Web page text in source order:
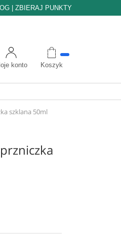
ZBIERAJ PUNKTY
Koszyk
konto
szklana 50ml